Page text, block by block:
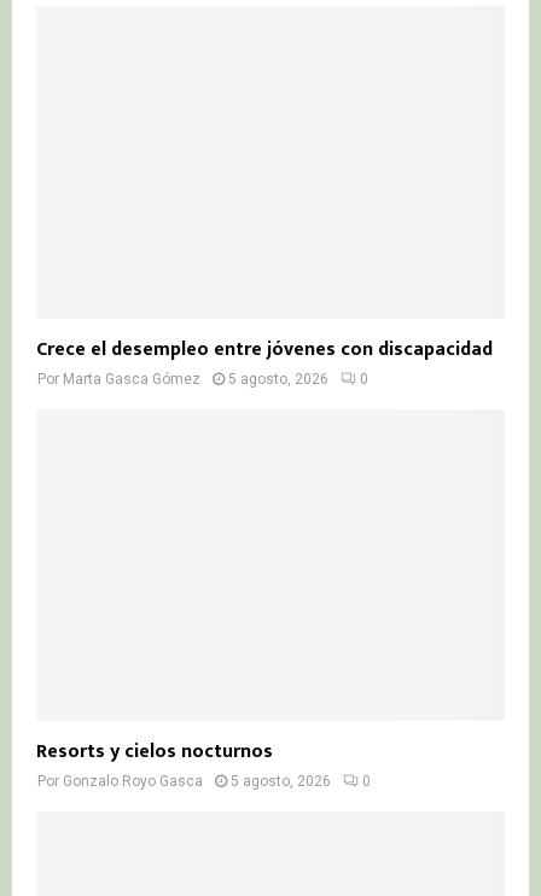
Crece el desempleo entre jóvenes con discapacidad
Por Marta Gasca Gómez 5 agosto, 2026 0
Resorts y cielos nocturnos
Por Gonzalo Royo Gasca 5 agosto, 2026 0